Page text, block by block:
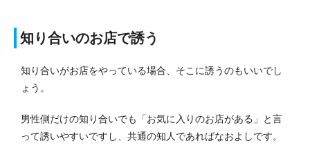
知り合いのお店で誘う
知り合いがお店をやっている場合、そこに誘うのもいいでし
ょう。
男性側だけの知り合いでも「お気に入りのお店がある」と言
って誘いやすいですし、共通の知人であればなおよしです。